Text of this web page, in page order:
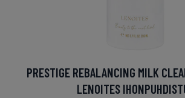
PRESTIGE REBALANCING MILK
LENOITES